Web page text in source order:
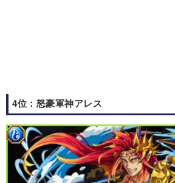
4位：怒豪軍神アレス